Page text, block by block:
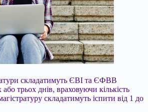
складатимуть ЄВІ та ЄФВВ
трьох днів, враховуючи кількість
складатимуть іспити від 1 до